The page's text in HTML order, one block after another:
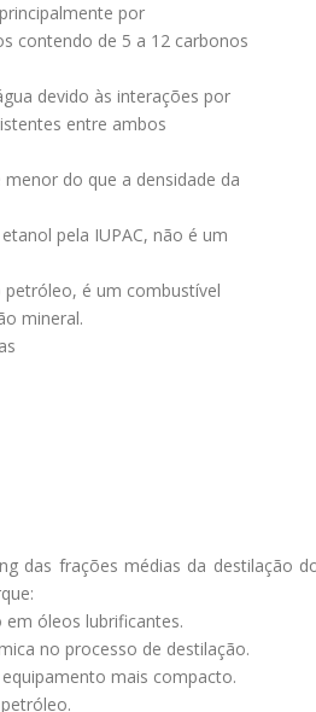
por
contendo de 5 a 12 carbonos
devido às interações por
entre ambos
menor do que a densidade da
pela IUPAC, não é um
petróleo, é um combustível
mineral.
das frações médias da
óleos lubrificantes.
no processo de destilação.
mais compacto.